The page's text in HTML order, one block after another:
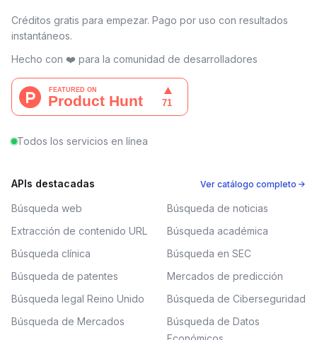
Créditos gratis para empezar. Pago por uso con resultados
instantáneos.
Hecho con ❤️ para la comunidad de desarrolladores
Todos los servicios en línea
APIs destacadas Ver catálogo completo →
Búsqueda web
Búsqueda de noticias
Extracción de contenido URL
Búsqueda académica
Búsqueda clínica
Búsqueda en SEC
Búsqueda de patentes
Mercados de predicción
Búsqueda legal Reino Unido
Búsqueda de Ciberseguridad
Búsqueda de Mercados
Búsqueda de Datos